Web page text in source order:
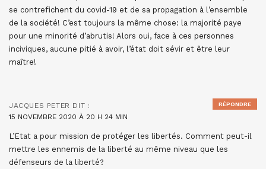
se contrefichent du covid-19 et de sa propagation à l’ensemble
de la société! C’est toujours la même chose: la majorité paye
pour une minorité d’abrutis! Alors oui, face à ces personnes
inciviques, aucune pitié à avoir, l’état doit sévir et être leur
maître!
JACQUES PETER DIT :
15 NOVEMBRE 2020 À 20 H 24 MIN
L’Etat a pour mission de protéger les libertés. Comment peut-il
mettre les ennemis de la liberté au même niveau que les
défenseurs de la liberté?
RÉPONDRE